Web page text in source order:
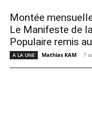
Montée
Le Manifeste de
Populaire remis
A LA UNE Mathias KAM - 7